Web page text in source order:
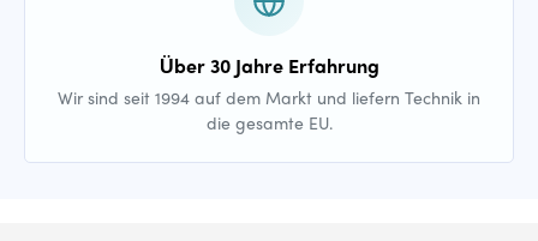
Über 30 Jahre Erfahrung
Wir sind seit 1994 auf dem Markt und liefern Technik in
die gesamte EU.